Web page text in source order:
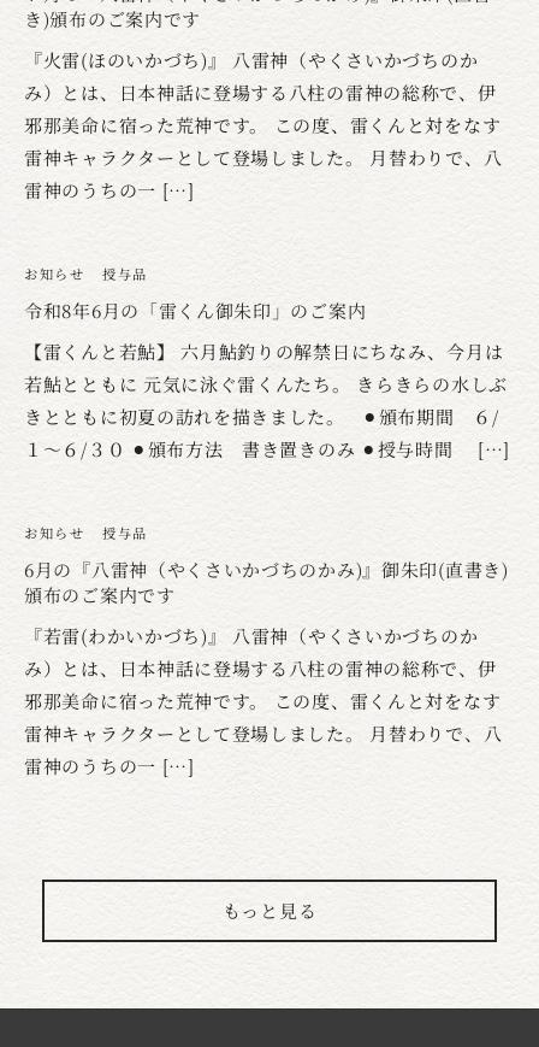
き)頒布のご案内です
『火雷(ほのいかづち)』 八雷神（やくさいかづちのか
み）とは、日本神話に登場する八柱の雷神の総称で、伊
邪那美命に宿った荒神です。 この度、雷くんと対をなす
雷神キャラクターとして登場しました。 月替わりで、八
雷神のうちの一 […]
お知らせ 授与品
令和8年6月の「雷くん御朱印」のご案内
【雷くんと若鮎】 六月鮎釣りの解禁日にちなみ、今月は
若鮎とともに 元気に泳ぐ雷くんたち。 きらきらの水しぶ
きとともに初夏の訪れを描きました。 ⚫︎頒布期間 ６/
１〜６/３０ ⚫︎頒布方法 書き置きのみ ⚫︎授与時間 […]
お知らせ 授与品
6月の『八雷神（やくさいかづちのかみ)』御朱印(直書き)
頒布のご案内です
『若雷(わかいかづち)』 八雷神（やくさいかづちのか
み）とは、日本神話に登場する八柱の雷神の総称で、伊
邪那美命に宿った荒神です。 この度、雷くんと対をなす
雷神キャラクターとして登場しました。 月替わりで、八
雷神のうちの一 […]
もっと見る